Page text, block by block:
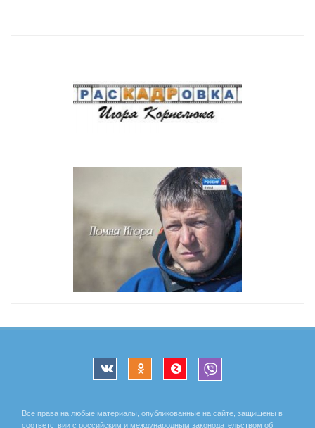
Все права на любые материалы, опубликованные на сайте, защищены в
соответствии с российским и международным законодательством об